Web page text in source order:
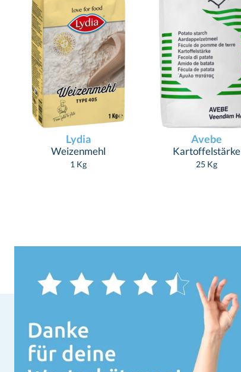
Lydia
Weizenmehl
1 Kg
Avebe
Kartoffelstärke
25 Kg